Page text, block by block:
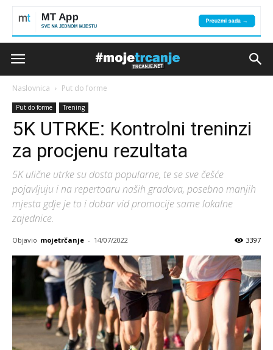
Naslovnica Put do forme
Put do forme Trening
5K UTRKE: Kontrolni treninzi
za procjenu rezultata
5K ulične utrke su dosta popularne, te se sve češće
pojavljuju i na repertoaru naših gradova, posebno manjih
mjesta gdje je to i dobar vid promocije same lokalne
zajednice.
Objavio mojetrčanje - 14/07/2022 3397